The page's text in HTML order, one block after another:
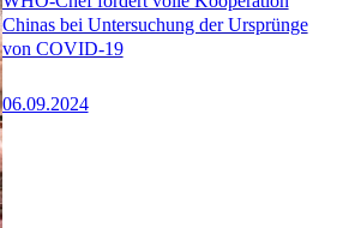
Chinas bei Untersuchung der Ursprünge
von COVID-19
06.09.2024